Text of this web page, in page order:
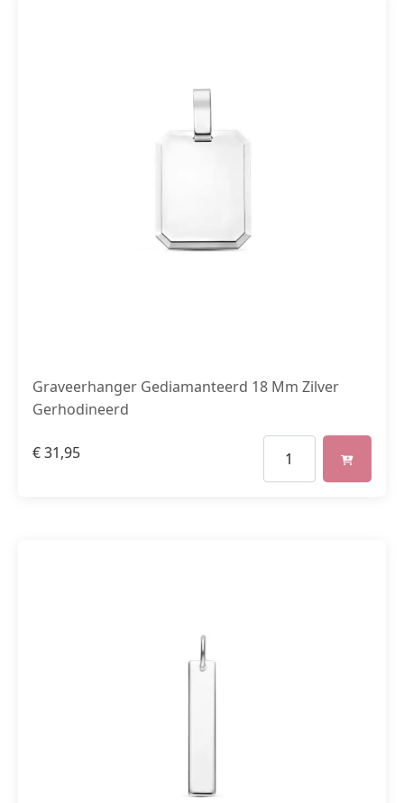
Graveerhanger Gediamanteerd 18 Mm Zilver
Gerhodineerd
€31,95